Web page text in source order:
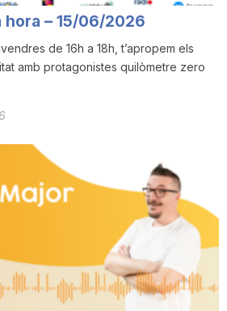
hora – 15/06/2026
de 16h a 18h, t’apropem els
amb protagonistes quilòmetre zero